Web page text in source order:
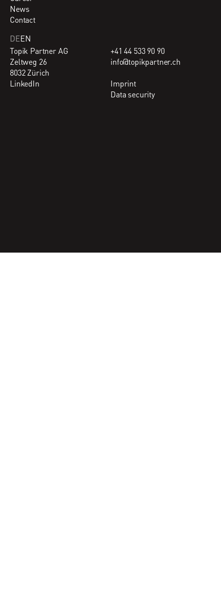
News
Contact
DEEN
Topik Partner AG
Zeltweg 26
8032 Zürich
+41 44 533 90 90
info@topikpartner.ch
LinkedIn
Imprint
Data security